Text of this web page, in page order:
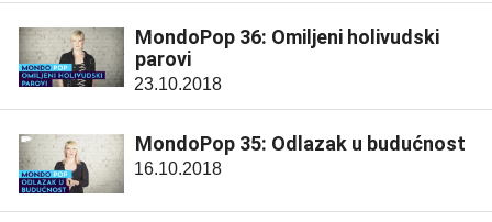
MondoPop 36: Omiljeni holivudski
parovi
23.10.2018
MondoPop 35: Odlazak u budućnost
16.10.2018